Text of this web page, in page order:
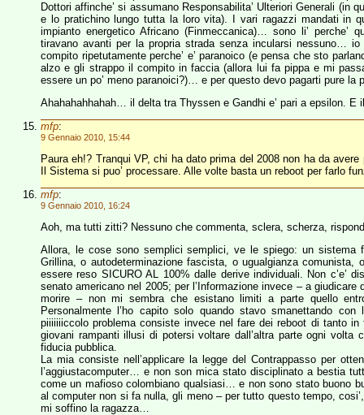
Dottori affinche’ si assumano Responsabilita’ Ulteriori Generali (in
e lo pratichino lungo tutta la loro vita). I vari ragazzi mandati in
impianto energetico Africano (Finmeccanica)… sono li’ perche’
tiravano avanti per la propria strada senza incularsi nessuno…
compito ripetutamente perche’ e’ paranoico (e pensa che sto
alzo e gli strappo il compito in faccia (allora lui fa pippa e mi
essere un po’ meno paranoici?)… e per questo devo pagarti pure la
Ahahahahhahah… il delta tra Thyssen e Gandhi e’ pari a epsilon. E
mfp:
9 Gennaio 2010, 15:44
Paura eh!? Tranqui VP, chi ha dato prima del 2008 non ha da
Il Sistema si puo’ processare. Alle volte basta un reboot per farlo
mfp:
9 Gennaio 2010, 16:24
Aoh, ma tutti zitti? Nessuno che commenta, sclera, scherza,
Allora, le cose sono semplici semplici, ve le spiego: un sistema
Grillina, o autodeterminazione fascista, o ugualgianza
essere reso SICURO AL 100% dalle derive individuali. Non c’e’
senato americano nel 2005; per l’Informazione invece – a
morire – non mi sembra che esistano limiti a parte quello
Personalmente l’ho capito solo quando stavo smanettando
piiiiiiiccolo problema consiste invece nel fare dei reboot di tanto
giovani rampanti illusi di potersi voltare dall’altra parte ogni
fiducia pubblica.
La mia consiste nell’applicare la legge del Contrappasso per
l’aggiustacomputer… e non son mica stato disciplinato a bestia
come un mafioso colombiano qualsiasi… e non sono stato buono
al computer non si fa nulla, gli meno – per tutto questo tempo,
mi soffino la ragazza…